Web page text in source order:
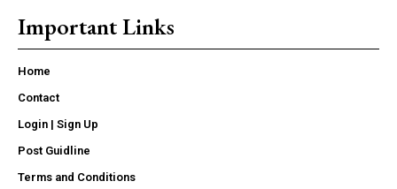
Important Links
Home
Contact
Login | Sign Up
Post Guidline
Terms and Conditions